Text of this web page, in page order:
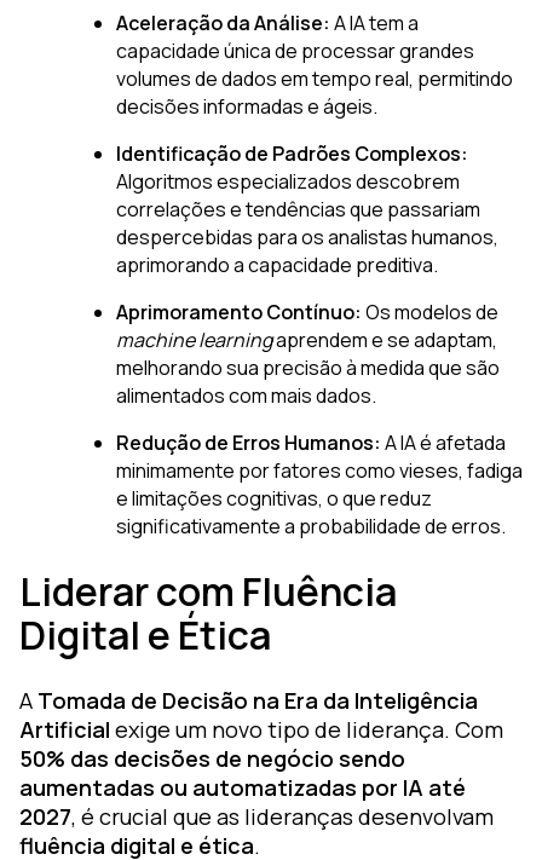
Aceleração da Análise: A IA tem a
capacidade única de processar grandes
volumes de dados em tempo real, permitindo
decisões informadas e ágeis.
Identificação de Padrões Complexos:
Algoritmos especializados descobrem
correlações e tendências que passariam
despercebidas para os analistas humanos,
aprimorando a capacidade preditiva.
Aprimoramento Contínuo: Os modelos de
machine learningaprendem e se adaptam,
melhorando sua precisão à medida que são
alimentados com mais dados.
Redução de Erros Humanos: A IA é afetada
minimamente por fatores como vieses, fadiga
e limitações cognitivas, o que reduz
significativamente a probabilidade de erros.
Liderar com Fluência
Digital e Ética
A Tomada de Decisão na Era da Inteligência
Artificial exige um novo tipo de liderança. Com
50% das decisões de negócio sendo
aumentadas ou automatizadas por IA até
2027, é crucial que as lideranças desenvolvam
fluência digital e ética.